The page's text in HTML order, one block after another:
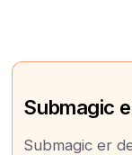
Submagic
Submagic er